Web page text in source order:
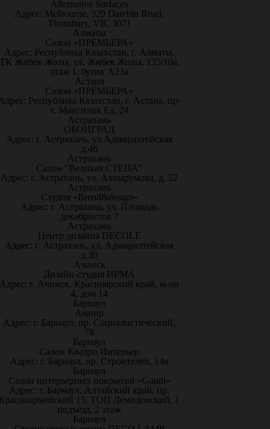
Alternative Surfaces
Адрес: Melbourne, 329 Darebin Road,
Thornbury, VIC 3071
Алматы
Салон «ПРЕМЬЕРА»
Адрес: Республика Казахстан, г. Алматы,
Жибек Жолы, ул. Жибек Жолы, 135/10а,
этаж 1, бутик А23а
Астана
Салон «ПРЕМЬЕРА»
Республика Казахстан, г. Астана, пр-
т. Мангилик Ел, 24
Астрахань
ОБОИГРАД
Адрес: г. Астрахань, ул.Адмиралтейская
д.46
Астрахань
Салон "Великая СТЕНА"
Адрес: г. Астрахань, ул. Ахшарумова, д. 52
Астрахань
Студия «Brend&design»
Адрес: г. Астрахань, ул. Площадь
декабристов 7
Астрахань
Центр дизайна DECOLE
Адрес: г. Астрахань, ул. Адмиралтейская
д.30
Ачинск
Дизайн-студия ИРМА
Адрес: г. Ачинск, Красноярский край, м-он
4, дом 14
Барнаул
Ампир
Адрес: г. Барнаул, пр. Социалистический,
78
Барнаул
Салон Квадро Интерьер
Адрес: г. Барнаул, пр. Строителей, 14а
Барнаул
Салон интерьерных покрытий «Gaudi»
Адрес: г. Барнаул, Алтайский край, пр.
15, ТОЦ Демидовский, 1
подъезд, 2 этаж
Барнаул